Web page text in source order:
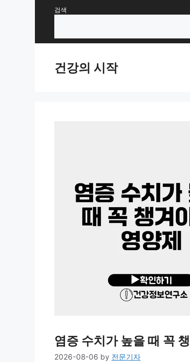
검색
건강의 시작
염증 수치가 높을 때 꼭
2026-08-06 by 전문기자